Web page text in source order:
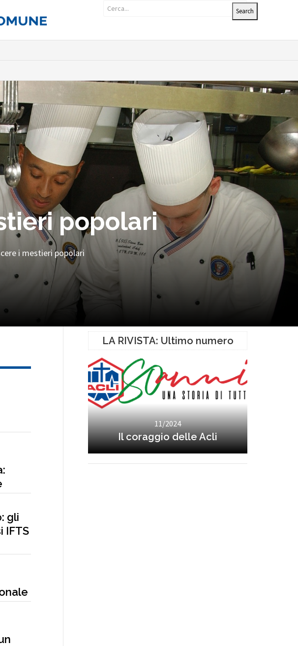
popolari
i mestieri popolari
gli
IFTS
LA RIVISTA: Ultimo numero
11/2024
Il coraggio delle Acli